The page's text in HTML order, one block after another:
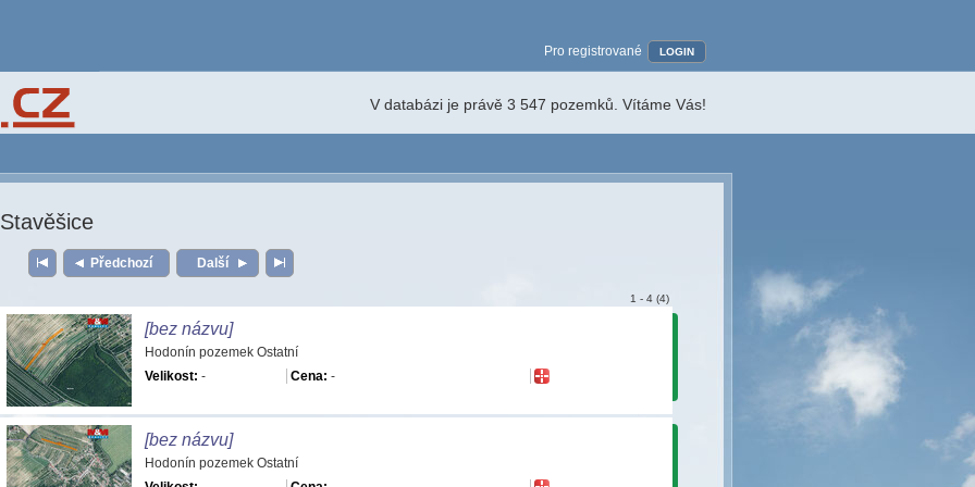
Pro registrované LOGIN
V databázi je právě 3 547 pozemků. Vítáme Vás!
Stavěšice
Předchozí Další
1 - 4 (4)
[bez názvu]
Hodonín pozemek Ostatní
Velikost: - Cena: -
[bez názvu]
Hodonín pozemek Ostatní